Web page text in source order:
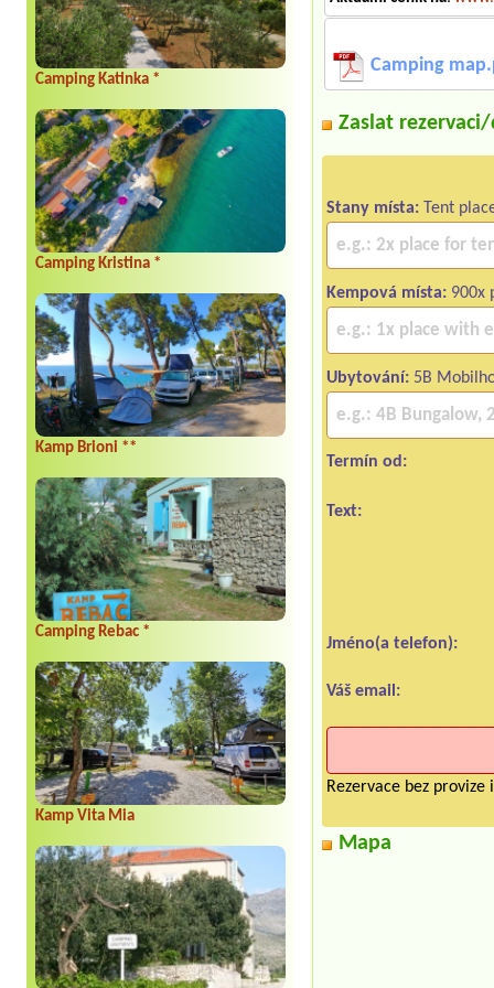
Camping Katinka *
Camping Kristina *
Kamp Brioni **
Camping Rebac *
Kamp Vita Mia
Camping
Zaslat
Stany místa: Tent
Kempová místa: 900x
Ubytování: 5B
Termín od:
Text:
Jméno(a telefon):
Váš email:
Rezervace bez
Mapa